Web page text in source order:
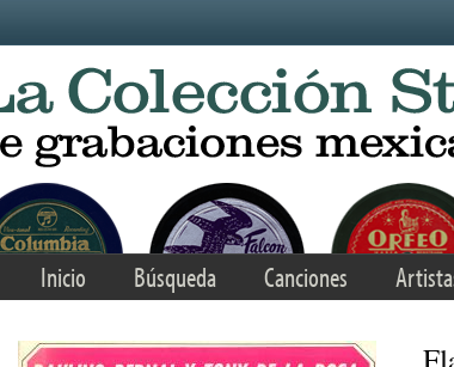
Inicio Búsqueda Canciones